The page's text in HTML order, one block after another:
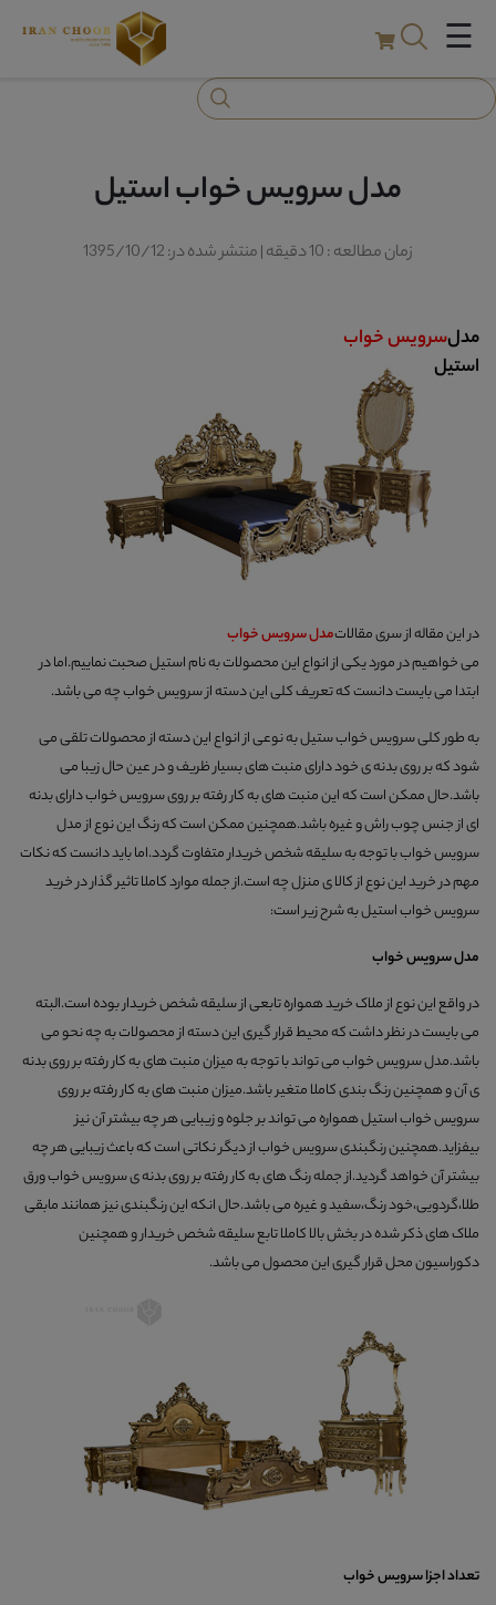
☰
مدل سرویس خواب استیل
زمان مطالعه : 10 دقیقه | منتشر شده در: 1395/10/12
مدلسرویس خواب
استیل
در این مقاله از سری مقالاتمدل سرویس خواب
می خواهیم در مورد یکی از انواع این محصولات به نام استیل صحبت نماییم.اما در
ابتدا می بایست دانست که تعریف کلی این دسته از سرویس خواب چه می باشد.
به طور کلی سرویس خواب ستیل به نوعی از انواع این دسته از محصولات تلقی می
شود که بر روی بدنه ی خود دارای منبت های بسیار ظریف و در عین حال زیبا می
باشد.حال ممکن است که این منبت های به کار رفته بر روی سرویس خواب دارای بدنه
ای از جنس چوب راش و غیره باشد.همچنین ممکن است که رنگ این نوع از مدل
سرویس خواب با توجه به سلیقه شخص خریدار متفاوت گردد.اما باید دانست که نکات
مهم در خرید این نوع از کالا ی منزل چه است.از جمله موارد کاملا تاثیر گذار در خرید
سرویس خواب استیل به شرح زیر است:
مدل سرویس خواب
در واقع این نوع از ملاک خرید همواره تابعی از سلیقه شخص خریدار بوده است.البته
می بایست در نظر داشت که محیط قرار گیری این دسته از محصولات به چه نحو می
باشد.مدل سرویس خواب می تواند با توجه به میزان منبت های به کار رفته بر روی بدنه
ی آن و همچنین رنگ بندی کاملا متغیر باشد.میزان منبت های به کار رفته بر روی
سرویس خواب استیل همواره می تواند بر جلوه و زیبایی هر چه بیشتر آن نیز
بیفزاید.همچنین رنگبندی سرویس خواب از دیگر نکاتی است که باعث زیبایی هر چه
بیشتر آن خواهد گردید.از جمله رنگ های به کار رفته بر روی بدنه ی سرویس خواب ورق
طلا،گردویی،خود رنگ،سفید و غیره می باشد.حال انکه این رنگبندی نیز همانند مابقی
ملاک های ذکر شده در بخش بالا کاملا تابع سلیقه شخص خریدار و همچنین
دکوراسیون محل قرار گیری این محصول می باشد.
تعداد اجزا سرویس خواب